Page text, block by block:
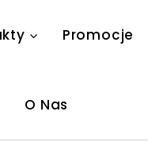
Promocje
O Nas